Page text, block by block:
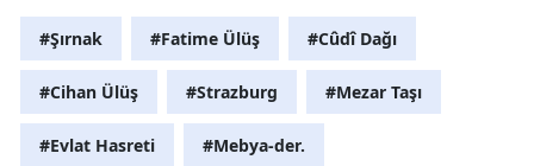
#Şırnak #Fatime Ülüş #Cûdî Dağı
#Cihan Ülüş #Strazburg #Mezar Taşı
#Evlat Hasreti #Mebya-der.